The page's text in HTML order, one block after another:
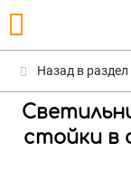
Назад в раздел
стойки в